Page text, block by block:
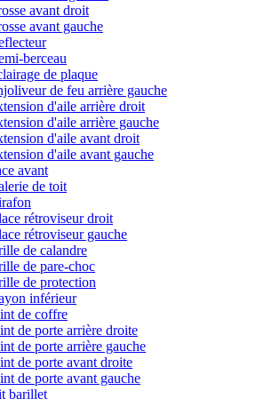
avant droit
avant gauche
berceau
de plaque
de feu arrière gauche
d'aile arrière droit
d'aile arrière gauche
d'aile avant droit
d'aile avant gauche
avant
de toit
rétroviseur droit
rétroviseur gauche
de calandre
de pare-choc
de protection
inférieur
de coffre
de porte arrière droite
de porte arrière gauche
de porte avant droite
de porte avant gauche
barillet